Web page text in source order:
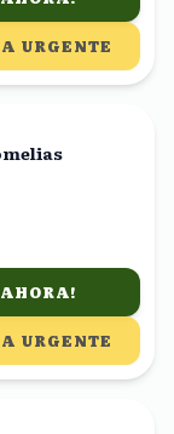
URGENTE
URGENTE